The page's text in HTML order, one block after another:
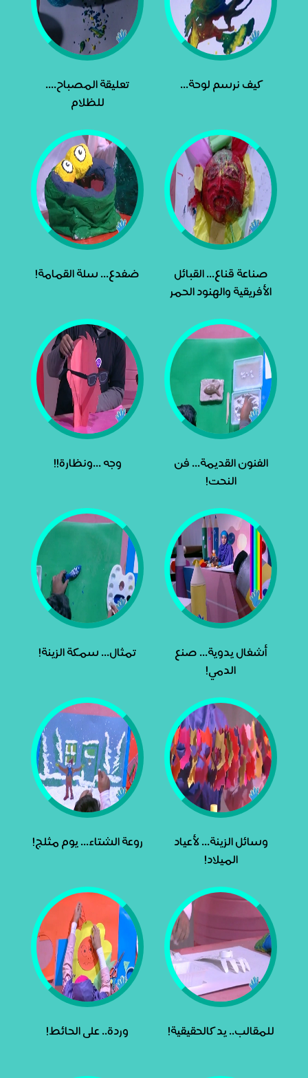
كيف نرسم لوحة...
تعليقة المصباح....
للظلام
صناعة قناع... القبائل
الأفريقية والهنود الحمر
ضفدع... سلة القمامة!
الفنون القديمة... فن
النحت!
وجه ...ونظارة!!
أشغال يدوية... صنع
الدمي!
تمثال... سمكة الزينة!
وسائل الزينة... لأعياد
الميلاد!
روعة الشتاء... يوم مثلج!
للمقالب.. يد كالحقيقية! وردة.. على الحائط!